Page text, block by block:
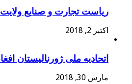
ریاست تجارت و صنایع
اکتبر 2, 2018
اتحادیه ملی ژورنالیستان
مارس 30, 2018